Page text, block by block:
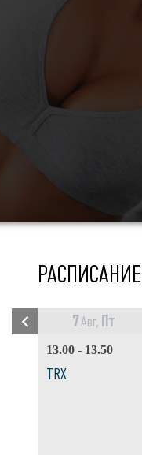
7Авг, Пт
13.00 - 13.50
TRX